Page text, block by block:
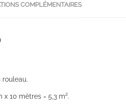
COMPLÉMENTAIRES
rouleau.
10 mètres = 5,3 m².